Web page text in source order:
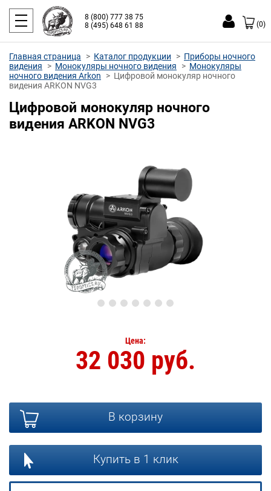
8 (800) 777 38 75
8 (495) 648 61 88
(0)
Главная страница Каталог продукции
Приборы ночного
видения
Монокуляры ночного видения
Монокуляры
ночного видения Arkon
Цифровой монокуляр ночного
видения ARKON NVG3
Цифровой монокуляр ночного
видения ARKON NVG3
Цена:
32 030 руб.
В корзину
Купить в 1 клик